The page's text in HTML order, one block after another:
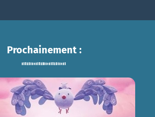
Prochainement :